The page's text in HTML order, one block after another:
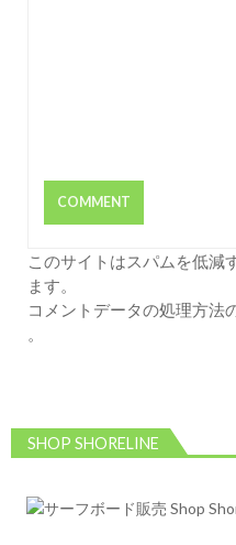
このサイトはスパムを低減
ます。
コメントデータの処理方法
。
SHOP SHORELINE